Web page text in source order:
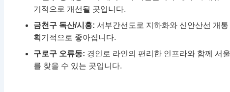
기적으로 개선될 곳입니다.
금천구 독산/시흥: 서부간선도로 지하화와 신안산선 개
획기적으로 좋아집니다.
구로구 오류동: 경인로 라인의 편리한 인프라와 함께 서
를 찾을 수 있는 곳입니다.